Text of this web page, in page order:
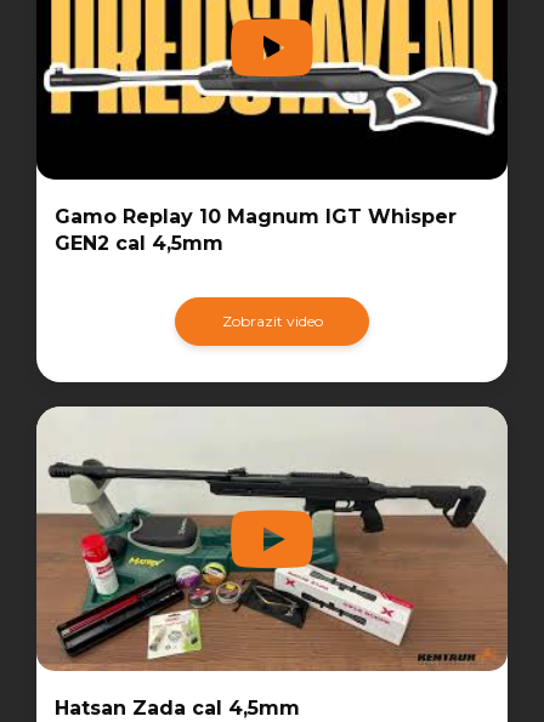
Gamo Replay 10 Magnum IGT Whisper
GEN2 cal 4,5mm
Zobrazit video
Hatsan Zada cal 4,5mm